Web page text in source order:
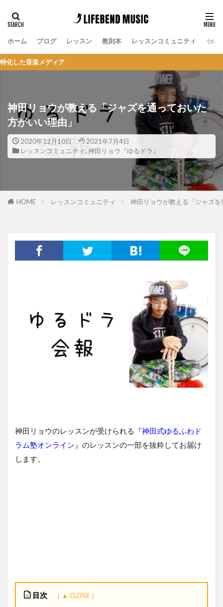
ホーム ブログ レッスン 教則本 レッスンコミュニティ セッ
ィア
神田リョウが教える「ジャズを通っておいた
方がいい理由」
2020年12月10日
2021年7月4日
レッスンコミュニティ, 神田リョウ『ゆるドラ』
HOME レッスンコミュニティ 神田リョウが教える「ジャズ
神田リョウのレッスンが受けられる『神田式ゆるふわド
ラム塾オンライン 』のレッスンの一部を抜粋してお届け
します。
目次